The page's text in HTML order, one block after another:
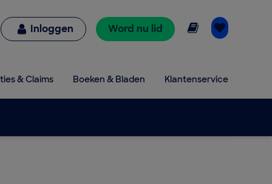
Inloggen Word nu lid Online lezen
& Claims Boeken & Bladen Klantenservice